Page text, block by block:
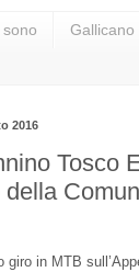
Gallicano
2016
Tosco
della
giro in MTB